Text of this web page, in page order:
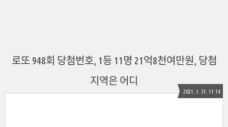
로또 948회 당첨번호, 1등 11명 21억8천여만원, 당첨
지역은 어디
2021. 1. 31. 11:14